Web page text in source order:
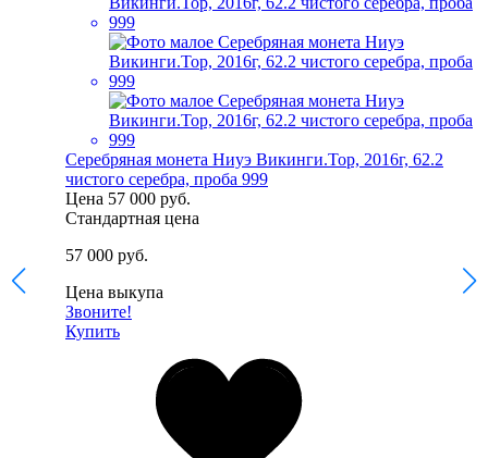
Серебряная монета Ниуэ Викинги.Тор, 2016г, 62.2
чистого серебра, проба 999
Цена 57 000 руб.
Стандартная цена
57 000 руб.
Цена выкупа
Звоните!
Купить